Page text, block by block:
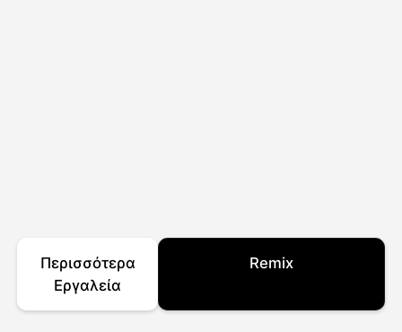
Περισσότερα
Εργαλεία
Remix